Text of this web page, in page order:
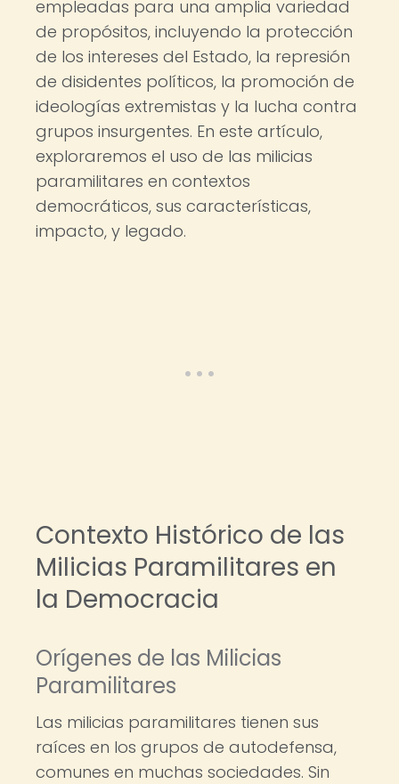
empleadas para una amplia variedad
de propósitos, incluyendo la protección
de los intereses del Estado, la represión
de disidentes políticos, la promoción de
ideologías extremistas y la lucha contra
grupos insurgentes. En este artículo,
exploraremos el uso de las milicias
paramilitares en contextos
democráticos, sus características,
impacto, y legado.
Contexto Histórico de las
Milicias Paramilitares en
la Democracia
Orígenes de las Milicias
Paramilitares
Las milicias paramilitares tienen sus
raíces en los grupos de autodefensa,
comunes en muchas sociedades. Sin